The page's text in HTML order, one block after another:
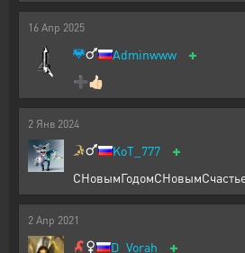
16 Апр 2025
Adminwww +
➕👍🏻
2 Янв 2024
KoT_777 +
2 Апр 2021
D_Vorah +